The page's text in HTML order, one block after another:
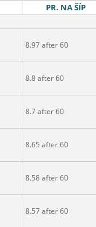
PR. NA ŠÍP
8.97 after 60
8.8 after 60
8.7 after 60
8.65 after 60
8.58 after 60
8.57 after 60